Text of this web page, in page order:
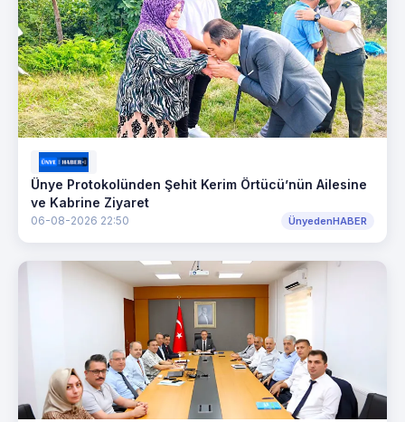
Ünye Protokolünden Şehit Kerim Örtücü’nün Ailesine
ve Kabrine Ziyaret
06-08-2026 22:50 ÜnyedenHABER